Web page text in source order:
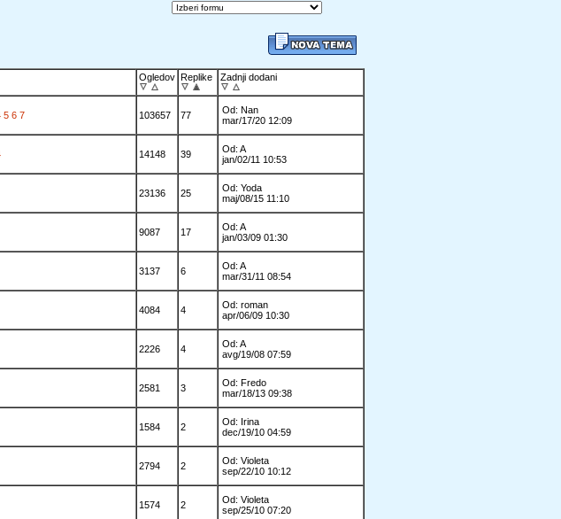
Ogledov Replike Zadnji dodani
5 6 7 103657 77
Od: Nan
mar/17/20 12:09
14148 39
Od: A
jan/02/11 10:53
23136 25
Od: Yoda
maj/08/15 11:10
9087 17
Od: A
jan/03/09 01:30
3137 6
Od: A
mar/31/11 08:54
4084 4
Od: roman
apr/06/09 10:30
2226 4
Od: A
avg/19/08 07:59
2581 3
Od: Fredo
mar/18/13 09:38
1584 2
Od: Irina
dec/19/10 04:59
2794 2
Od: Violeta
sep/22/10 10:12
1574 2
Od: Violeta
sep/25/10 07:20